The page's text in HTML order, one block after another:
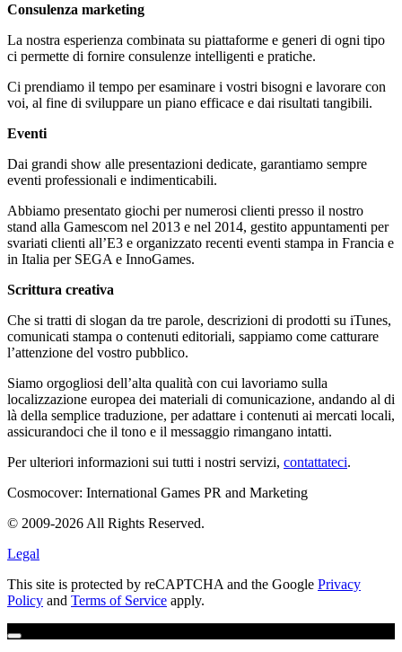
Consulenza marketing
La nostra esperienza combinata su piattaforme e generi di ogni tipo
ci permette di fornire consulenze intelligenti e pratiche.
Ci prendiamo il tempo per esaminare i vostri bisogni e lavorare con
voi, al fine di sviluppare un piano efficace e dai risultati tangibili.
Eventi
Dai grandi show alle presentazioni dedicate, garantiamo sempre
eventi professionali e indimenticabili.
Abbiamo presentato giochi per numerosi clienti presso il nostro
stand alla Gamescom nel 2013 e nel 2014, gestito appuntamenti per
svariati clienti all’E3 e organizzato recenti eventi stampa in Francia e
in Italia per SEGA e InnoGames.
Scrittura creativa
Che si tratti di slogan da tre parole, descrizioni di prodotti su iTunes,
comunicati stampa o contenuti editoriali, sappiamo come catturare
l’attenzione del vostro pubblico.
Siamo orgogliosi dell’alta qualità con cui lavoriamo sulla
localizzazione europea dei materiali di comunicazione, andando al di
là della semplice traduzione, per adattare i contenuti ai mercati locali,
assicurandoci che il tono e il messaggio rimangano intatti.
Per ulteriori informazioni sui tutti i nostri servizi, contattateci.
Cosmocover: International Games PR and Marketing
© 2009-2026 All Rights Reserved.
Legal
This site is protected by reCAPTCHA and the Google Privacy
Policy and Terms of Service apply.